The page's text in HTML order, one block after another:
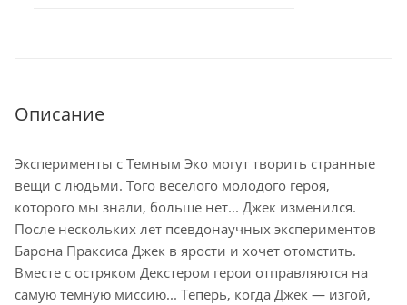
Описание
Эксперименты с Темным Эко могут творить странные
вещи с людьми. Того веселого молодого героя,
которого мы знали, больше нет... Джек изменился.
После нескольких лет псевдонаучных экспериментов
Барона Праксиса Джек в ярости и хочет отомстить.
Вместе с остряком Декстером герои отправляются на
самую темную миссию... Теперь, когда Джек — изгой,